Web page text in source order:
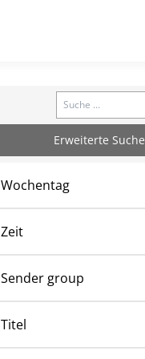
Search
Erweiterte Suche
Wochentag
Zeit
Sender group
Titel